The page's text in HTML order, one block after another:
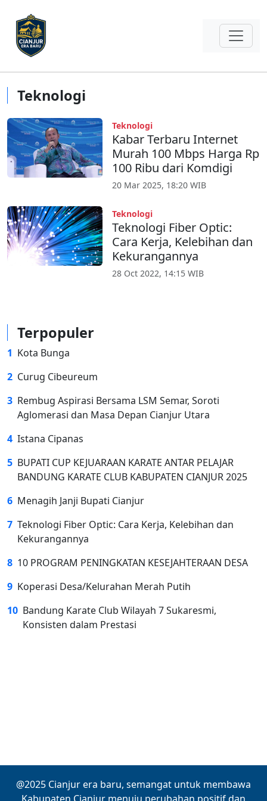
Teknologi
Teknologi
Kabar Terbaru Internet
Murah 100 Mbps Harga Rp
100 Ribu dari Komdigi
20 Mar 2025, 18:20 WIB
Teknologi
Teknologi Fiber Optic:
Cara Kerja, Kelebihan dan
Kekurangannya
28 Oct 2022, 14:15 WIB
Terpopuler
1 Kota Bunga
2 Curug Cibeureum
3 Rembug Aspirasi Bersama LSM Semar, Soroti
Aglomerasi dan Masa Depan Cianjur Utara
4 Istana Cipanas
5 BUPATI CUP KEJUARAAN KARATE ANTAR PELAJAR
BANDUNG KARATE CLUB KABUPATEN CIANJUR 2025
6 Menagih Janji Bupati Cianjur
7 Teknologi Fiber Optic: Cara Kerja, Kelebihan dan
Kekurangannya
8 10 PROGRAM PENINGKATAN KESEJAHTERAAN DESA
9 Koperasi Desa/Kelurahan Merah Putih
10 Bandung Karate Club Wilayah 7 Sukaresmi,
Konsisten dalam Prestasi
@2025 Cianjur era baru, semangat untuk membawa